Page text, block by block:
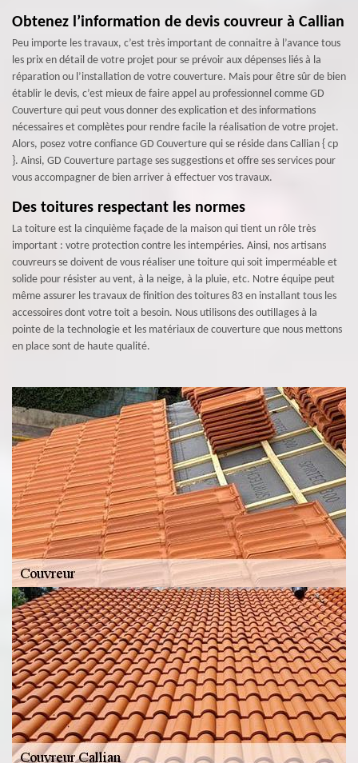
Obtenez l’information de devis couvreur à Callian
Peu importe les travaux, c’est très important de connaitre à l’avance tous
les prix en détail de votre projet pour se prévoir aux dépenses liés à la
réparation ou l’installation de votre couverture. Mais pour être sûr de bien
établir le devis, c’est mieux de faire appel au professionnel comme GD
Couverture qui peut vous donner des explication et des informations
nécessaires et complètes pour rendre facile la réalisation de votre projet.
Alors, posez votre confiance GD Couverture qui se réside dans Callian { cp
}. Ainsi, GD Couverture partage ses suggestions et offre ses services pour
vous accompagner de bien arriver à effectuer vos travaux.
Des toitures respectant les normes
La toiture est la cinquième façade de la maison qui tient un rôle très
important : votre protection contre les intempéries. Ainsi, nos artisans
couvreurs se doivent de vous réaliser une toiture qui soit imperméable et
solide pour résister au vent, à la neige, à la pluie, etc. Notre équipe peut
même assurer les travaux de finition des toitures 83 en installant tous les
accessoires dont votre toit a besoin. Nous utilisons des outillages à la
pointe de la technologie et les matériaux de couverture que nous mettons
en place sont de haute qualité.